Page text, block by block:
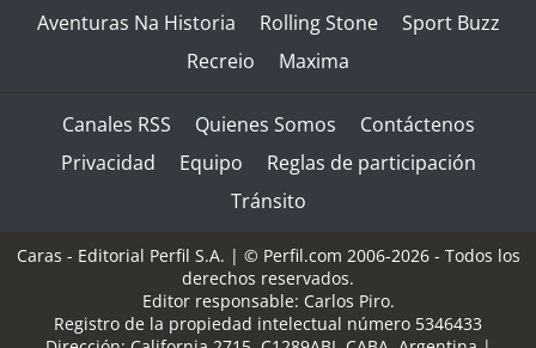
Aventuras Na Historia
Rolling Stone
Sport Buzz
Recreio
Maxima
Canales RSS Quienes Somos
Contáctenos
Privacidad
Equipo
Reglas de participación
Tránsito
Caras - Editorial Perfil S.A. | © Perfil.com 2006-2026 - Todos los
derechos reservados.
Editor responsable: Carlos Piro.
Registro de la propiedad intelectual número 5346433